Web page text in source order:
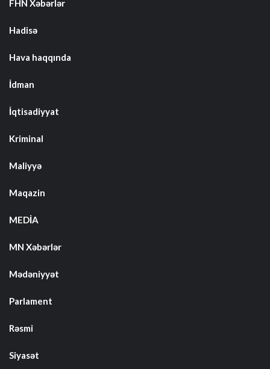
FHN Xəbərlər
Hadisə
Hava haqqında
İdman
İqtisadiyyat
Kriminal
Maliyyə
Maqazin
MEDİA
MN Xəbərlər
Mədəniyyət
Parlament
Rəsmi
Siyasət